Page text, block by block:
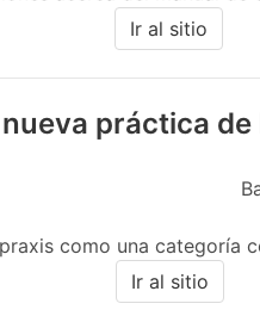
Ir al sitio
práctica
como una categoría
Ir al sitio